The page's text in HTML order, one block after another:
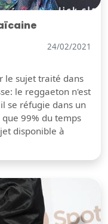
24/02/2021
le sujet traité dans
le reggaeton n'est
se réfugie dans un
99% du temps
disponible à